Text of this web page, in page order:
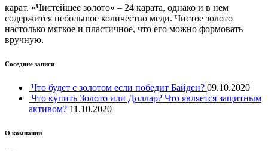
карат. «Чистейшее золото» – 24 карата, однако и в нем
содержится небольшое количество меди. Чистое золото
настолько мягкое и пластичное, что его можно формовать
вручную.
Соседние записи
Что будет с золотом если победит Байден? 09.10.2020
Что купить Золото или Доллар? Что является защитным
активом? 11.10.2020
О компании